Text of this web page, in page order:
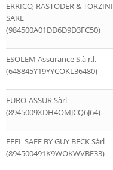
ERRICO, RASTODER & TORZINI
SARL
(984500A01DD6D9D3FC50)
ESOLEM Assurance S.à r.l.
(648845Y19YYCOKL36480)
EURO-ASSUR Sàrl
(8945009XDH4OMJCQ6J64)
FEEL SAFE BY GUY BECK Sàrl
(894500491K9WOKWVBF33)